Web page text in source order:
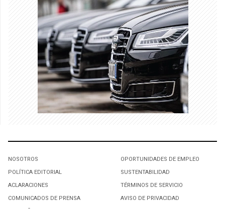
NOSOTROS
POLÍTICA EDITORIAL
ACLARACIONES
COMUNICADOS DE PRENSA
OPORTUNIDADES DE EMPLEO
SUSTENTABILIDAD
TÉRMINOS DE SERVICIO
AVISO DE PRIVACIDAD